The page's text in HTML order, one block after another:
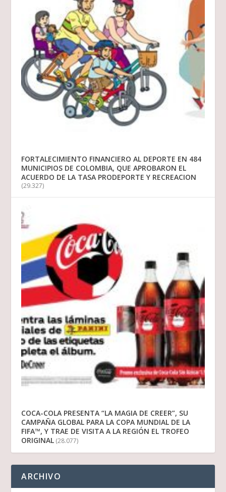
FORTALECIMIENTO FINANCIERO AL DEPORTE EN 484
MUNICIPIOS DE COLOMBIA, QUE APROBARON EL
ACUERDO DE LA TASA PRODEPORTE Y RECREACION
(29.327)
COCA-COLA PRESENTA “LA MAGIA DE CREER”, SU
CAMPAÑA GLOBAL PARA LA COPA MUNDIAL DE LA
FIFA™, Y TRAE DE VISITA A LA REGIÓN EL TROFEO
ORIGINAL (28.077)
ARCHIVO